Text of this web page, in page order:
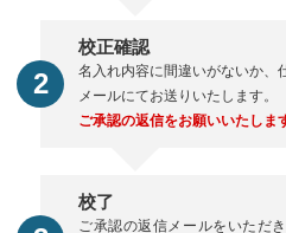
校正確認
名入れ内容に間違いがないか、
メールにてお送りいたします。
ご承認の返信をお願いいたしま
校了
ご承認の返信メールをいただ